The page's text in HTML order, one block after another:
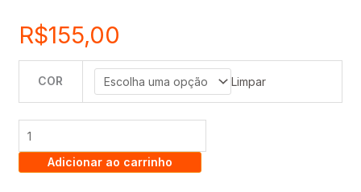
R$155,00
COR Limpar
ESCRIVANINHA
2
GAVETAS
Adicionar ao carrinho